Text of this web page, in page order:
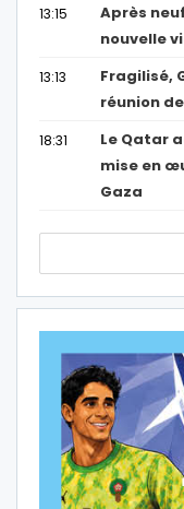
13:15
Après
nouvelle
13:13
Fragilisé,
réunion
18:31
Le Qatar
mise en
Gaza